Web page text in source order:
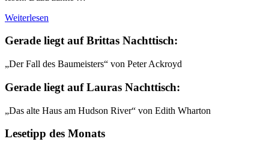
Weiterlesen
Gerade liegt auf Brittas Nachttisch:
„Der Fall des Baumeisters“ von Peter Ackroyd
Gerade liegt auf Lauras Nachttisch:
„Das alte Haus am Hudson River“ von Edith Wharton
Lesetipp des Monats